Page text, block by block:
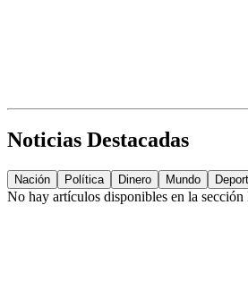
Noticias Destacadas
Nación Política Dinero Mundo
No hay artículos disponibles en la sección